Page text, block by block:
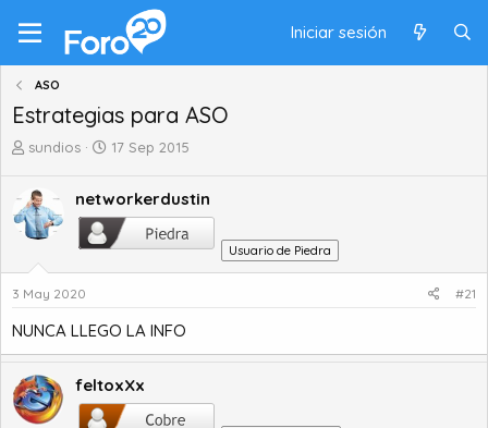
Iniciar sesión
ASO
Estrategias para ASO
A
o
r
e
t
m
a
sundios
F
h
d
e
i
c
o
17 Sep 2015
networkerdustin
Usuario de Piedra
3 May 2020 #21
NUNCA LLEGO LA INFO
feltoxXx